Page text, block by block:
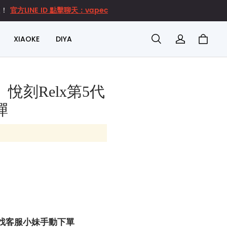
官方LINE ID 點擊聊天：vapec
XIAOKE DIYA
悅刻Relx第5代
客服小妹手動下單